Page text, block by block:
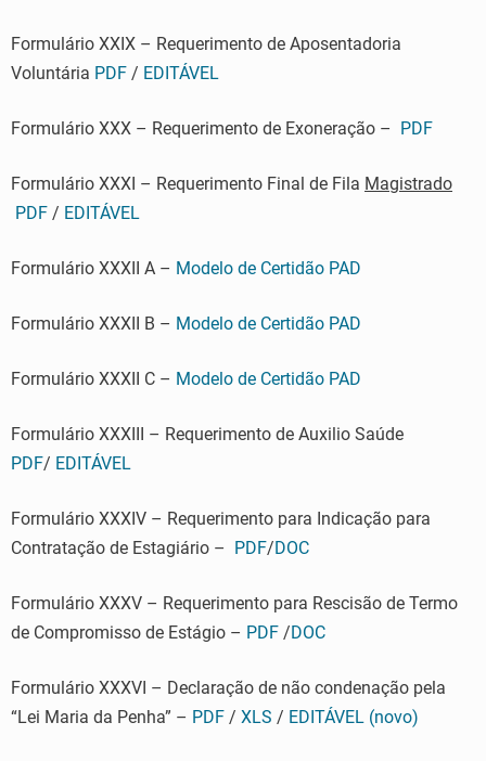
Formulário XXIX – Requerimento de Aposentadoria
Voluntária PDF / EDITÁVEL
Formulário XXX – Requerimento de Exoneração – PDF
Formulário XXXI – Requerimento Final de Fila Magistrado
PDF / EDITÁVEL
Formulário XXXII A – Modelo de Certidão PAD
Formulário XXXII B – Modelo de Certidão PAD
Formulário XXXII C – Modelo de Certidão PAD
Formulário XXXIII – Requerimento de Auxilio Saúde
PDF/ EDITÁVEL
Formulário XXXIV – Requerimento para Indicação para
Contratação de Estagiário – PDF/DOC
Formulário XXXV – Requerimento para Rescisão de Termo
de Compromisso de Estágio – PDF /DOC
Formulário XXXVI – Declaração de não condenação pela
“Lei Maria da Penha” – PDF / XLS / EDITÁVEL (novo)